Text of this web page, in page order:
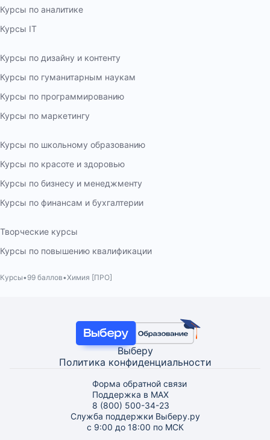
Курсы по аналитике
Курсы IT
Курсы по дизайну и контенту
Курсы по гуманитарным наукам
Курсы по программированию
Курсы по маркетингу
Курсы по школьному образованию
Курсы по красоте и здоровью
Курсы по бизнесу и менеджменту
Курсы по финансам и бухгалтерии
Творческие курсы
Курсы по повышению квалификации
Курсы 99 баллов Химия [ПРО]
Выберу
Политика конфиденциальности
Форма обратной связи
Поддержка в MAX
8 (800) 500-34-23
Служба поддержки Выберу.ру
с 9:00 до 18:00 по МСК